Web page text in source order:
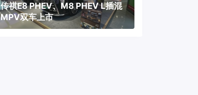
传祺E8 PHEV、M8 PHEV L插混
MPV双车上市